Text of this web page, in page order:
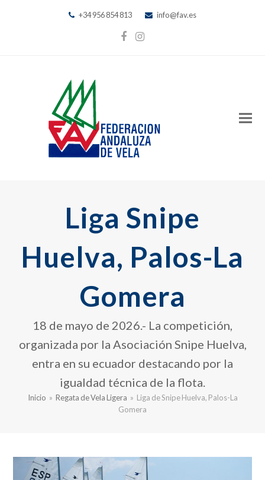
+34 956 854 813 info@fav.es
Facebook
Instagram
Liga Snipe
Huelva, Palos-La
Gomera
18 de mayo de 2026.- La competición,
organizada por la Asociación Snipe Huelva,
entra en su ecuador destacando por la
igualdad técnica de la flota.
Inicio » Regata de Vela Ligera » Liga de Snipe Huelva, Palos-La
Gomera